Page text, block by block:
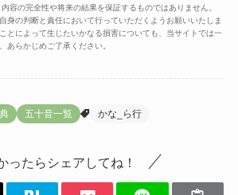
容の完全性や将来の結果を保証するものではありません。
身の判断と責任において行っていただくようお願いいたしま
とによって生じたいかなる損害についても、当サイトでは一
あらかじめご了承ください。
五十音一覧 かな_ら行
ったらシェアしてね！